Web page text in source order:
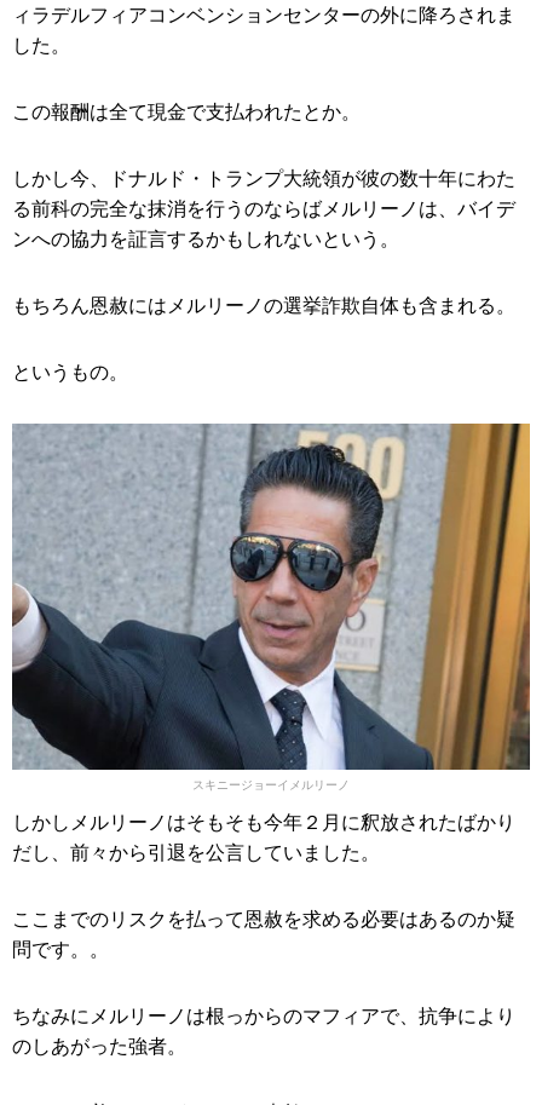
ィラデルフィアコンベンションセンターの外に降ろされま
した。
この報酬は全て現金で支払われたとか。
しかし今、ドナルド・トランプ大統領が彼の数十年にわた
る前科の完全な抹消を行うのならばメルリーノは、バイデ
ンへの協力を証言するかもしれないという。
もちろん恩赦にはメルリーノの選挙詐欺自体も含まれる。
というもの。
スキニージョーイメルリーノ
しかしメルリーノはそもそも今年２月に釈放されたばかり
だし、前々から引退を公言していました。
ここまでのリスクを払って恩赦を求める必要はあるのか疑
問です。。
ちなみにメルリーノは根っからのマフィアで、抗争により
のしあがった強者。